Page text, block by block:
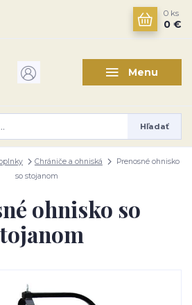
Menu
Hľadať
0 ks
0 €
Chrániče a ohniská
Prenosné ohnisko
so stojanom
ohnisko so